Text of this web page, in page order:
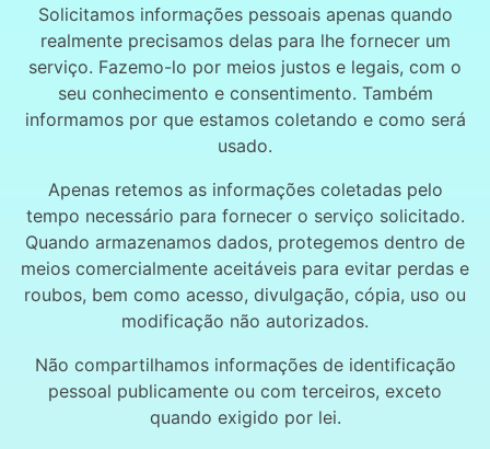
Solicitamos informações pessoais apenas quando
realmente precisamos delas para lhe fornecer um
serviço. Fazemo-lo por meios justos e legais, com o
seu conhecimento e consentimento. Também
informamos por que estamos coletando e como será
usado.
Apenas retemos as informações coletadas pelo
tempo necessário para fornecer o serviço solicitado.
Quando armazenamos dados, protegemos dentro de
meios comercialmente aceitáveis ​​para evitar perdas e
roubos, bem como acesso, divulgação, cópia, uso ou
modificação não autorizados.
Não compartilhamos informações de identificação
pessoal publicamente ou com terceiros, exceto
quando exigido por lei.